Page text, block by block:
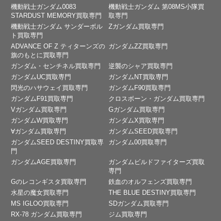
機動戦士ガンダム0083
STARDUST MEMORY買取専門
機動戦士ガンダム 第08MS小隊買
取専門
機動戦士ガンダム サンダーボル
ト買取専門
Zガンダム買取専門
ADVANCE OF Ζ ティターンズの
旗のもとに買取専門
ガンダムZZ買取専門
ガンダム・センチネル買取専門
逆襲のシャア買取専門
ガンダムUC買取専門
ガンダムNT買取専門
閃光のハサウェイ買取専門
ガンダムF90買取専門
ガンダムF91買取専門
クロスボーン・ガンダム買取専門
Vガンダム買取専門
Gガンダム買取専門
ガンダムW買取専門
ガンダムX買取専門
∀ガンダム買取専門
ガンダムSEED買取専門
ガンダムSEED DESTINY買取専
門
ガンダム00買取専門
ガンダムAGE買取専門
ガンダムビルドファイターズ買取
専門
Gのレコンギスタ買取専門
鉄血のオルフェンズ買取専門
水星の魔女買取専門
THE BLUE DESTINY買取専門
MS IGLOO買取専門
SDガンダム買取専門
RX-78 ガンダム買取専門
ジム買取専門